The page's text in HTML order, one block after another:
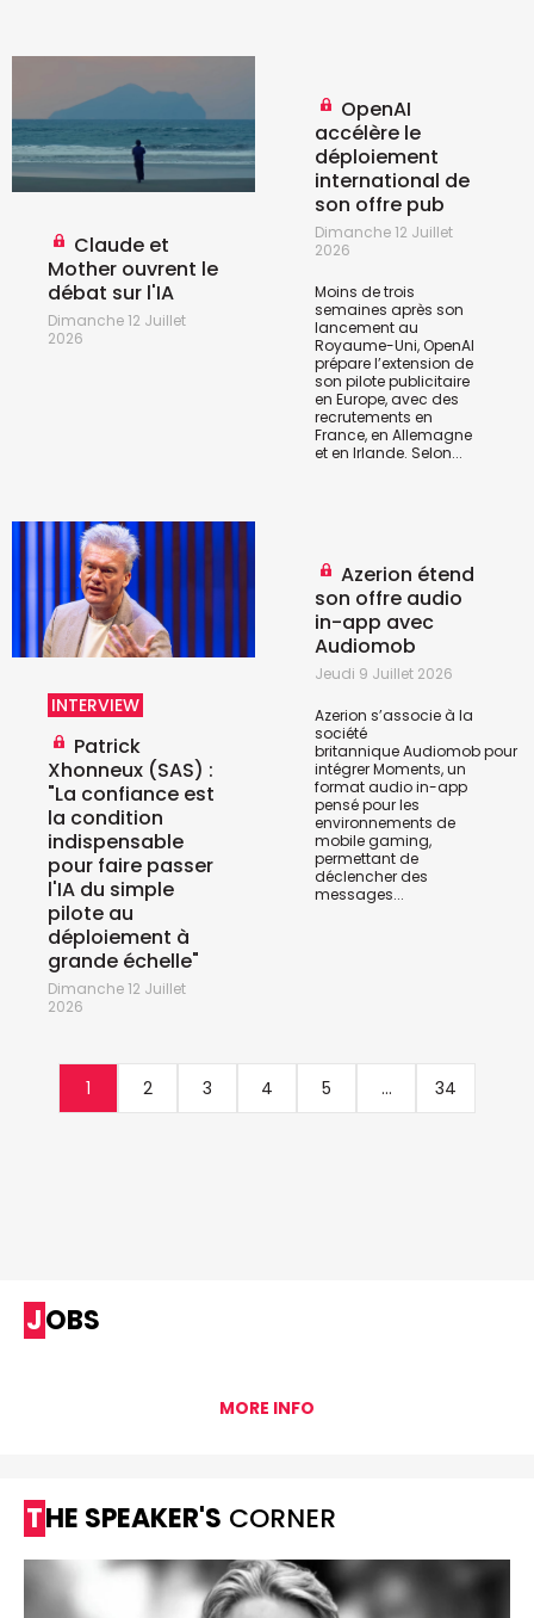
Claude et
Mother ouvrent le
débat sur l'IA
Dimanche 12 Juillet
2026
OpenAI
accélère le
déploiement
international de
son offre pub
Dimanche 12 Juillet
2026
Moins de trois
semaines après son
lancement au
Royaume-Uni, OpenAI
prépare l’extension de
son pilote publicitaire
en Europe, avec des
recrutements en
France, en Allemagne
et en Irlande. Selon...
INTERVIEW
Patrick
Xhonneux (SAS) :
"La confiance est
la condition
indispensable
pour faire passer
l'IA du simple
pilote au
déploiement à
grande échelle"
Dimanche 12 Juillet
2026
Azerion étend
son offre audio
in-app avec
Audiomob
Jeudi 9 Juillet 2026
Azerion s’associe à la
société
britanniqueAudiomobpour
intégrer Moments, un
format audio in-app
pensé pour les
environnements de
mobile gaming,
permettant de
déclencher des
messages...
1 2 3 4 5 ... 34
JOBS
MORE INFO
THE SPEAKER'S CORNER